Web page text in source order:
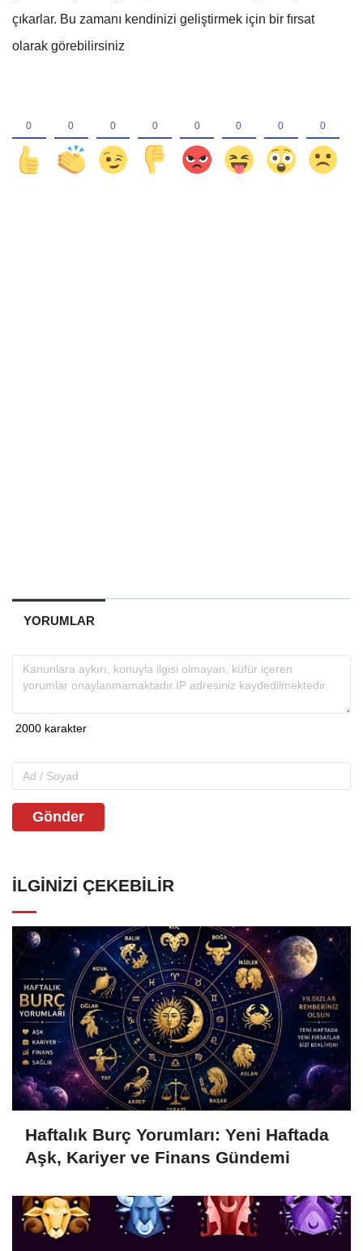
çıkarlar. Bu zamanı kendinizi geliştirmek için bir fırsat
olarak görebilirsiniz
YORUMLAR
Gönder
İLGINIZI ÇEKEBILIR
Haftalık Burç Yorumları: Yeni Haftada
Aşk, Kariyer ve Finans Gündemi